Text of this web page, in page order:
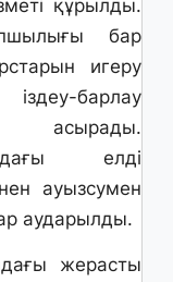
құрылды.
бар
игеру
барлау
асырады.
елді
ауызсумен
аударылды.
жерасты